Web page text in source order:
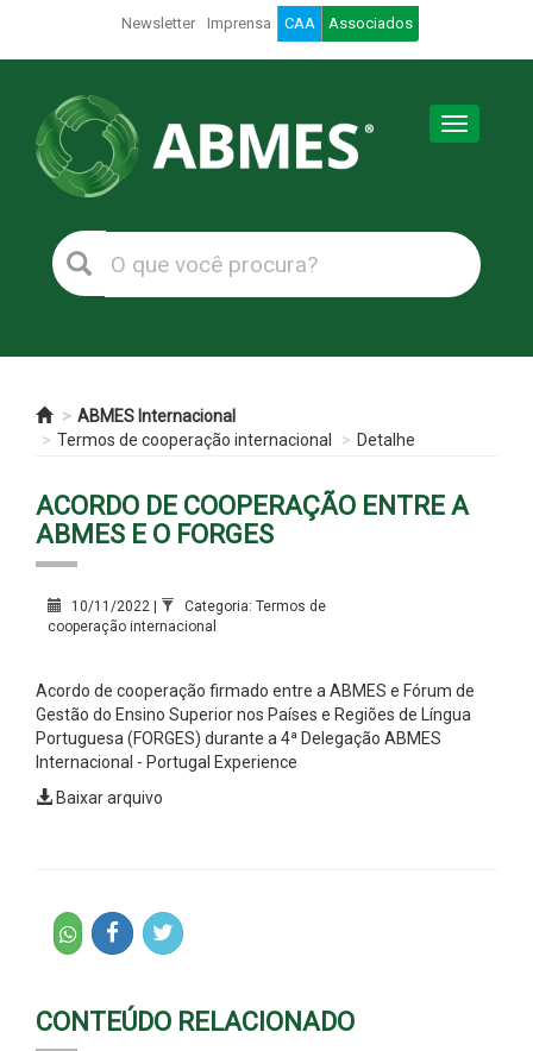
Newsletter Imprensa CAA Associados
Toggle
ABMES Internacional
Termos de cooperação internacional
Detalhe
ACORDO DE COOPERAÇÃO ENTRE A
ABMES E O FORGES
10/11/2022 |
Categoria: Termos de
cooperação internacional
Acordo de cooperação firmado entre a ABMES e Fórum de
Gestão do Ensino Superior nos Países e Regiões de Língua
Portuguesa (FORGES) durante a 4ª Delegação ABMES
Internacional - Portugal Experience
Baixar arquivo
CONTEÚDO RELACIONADO